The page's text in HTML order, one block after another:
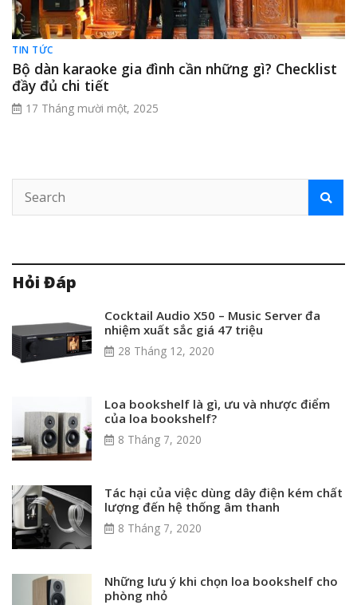
TIN TỨC
Bộ dàn karaoke gia đình cần những gì? Checklist
đầy đủ chi tiết
17 Tháng mười một, 2025
Hỏi Đáp
Cocktail Audio X50 – Music Server đa
nhiệm xuất sắc giá 47 triệu
28 Tháng 12, 2020
Loa bookshelf là gì, ưu và nhược điểm
của loa bookshelf?
8 Tháng 7, 2020
Tác hại của việc dùng dây điện kém chất
lượng đến hệ thống âm thanh
8 Tháng 7, 2020
Những lưu ý khi chọn loa bookshelf cho
phòng nhỏ